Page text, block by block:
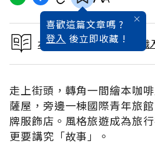
喜歡這篇文章嗎 ?
登入 後立即收藏 !
本文出自2017大學暨技職
走上街頭，轉角一間繪本咖
薩屋，旁邊一棟國際青年旅
牌服飾店。風格旅遊成為旅
更要講究「故事」。